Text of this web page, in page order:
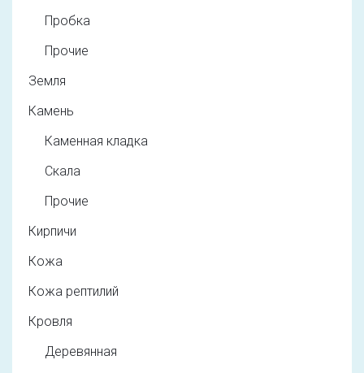
Пробка
Прочие
Земля
Камень
Каменная кладка
Скала
Прочие
Кирпичи
Кожа
Кожа рептилий
Кровля
Деревянная